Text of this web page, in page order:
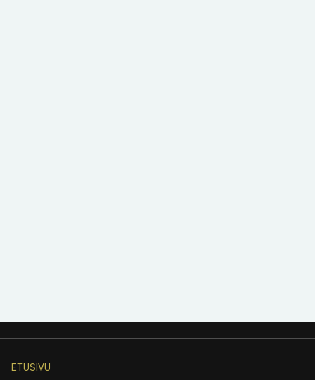
ETUSIVU